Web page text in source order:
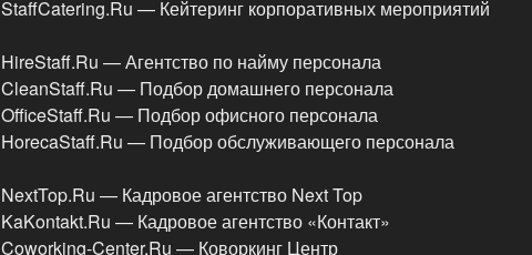
StaffCatering.Ru — Кейтеринг корпоративных мероприятий
HireStaff.Ru — Агентство по найму персонала
CleanStaff.Ru — Подбор домашнего персонала
OfficeStaff.Ru — Подбор офисного персонала
HorecaStaff.Ru — Подбор обслуживающего персонала
NextTop.Ru — Кадровое агентство Next Top
KaKontakt.Ru — Кадровое агентство «Контакт»
Coworking-Center.Ru — Коворкинг Центр